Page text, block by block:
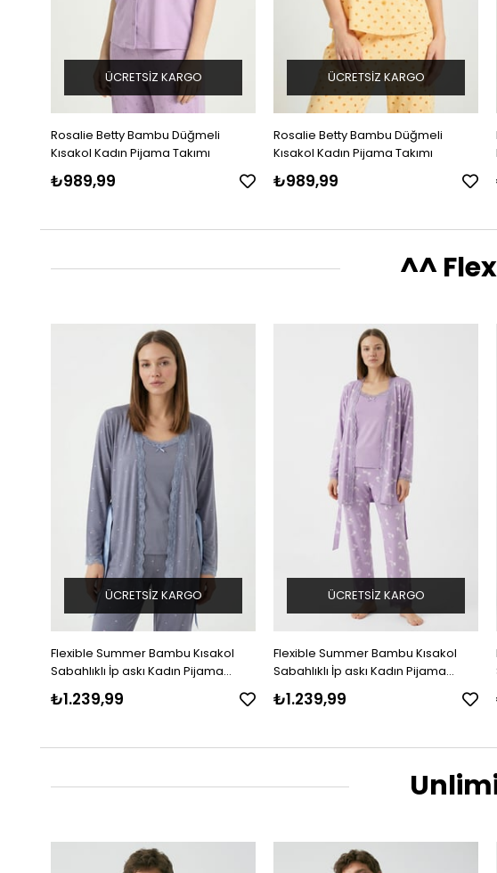
Rosalie Betty Bambu Düğmeli
Kısakol Kadın Pijama Takımı
₺989,99
ÜCRETSIZ KARGO
Rosalie Betty Bambu Düğmeli
Kısakol Kadın Pijama Takımı
₺989,99
ÜCRETSIZ KARGO
^^
Flexible Summer Bambu Kısakol
Sabahlıklı İp askı Kadın Pijama
Takımı
₺1.239,99
ÜCRETSIZ KARGO
Flexible Summer Bambu Kısakol
Sabahlıklı İp askı Kadın Pijama
Takımı
₺1.239,99
ÜCRETSIZ KARGO